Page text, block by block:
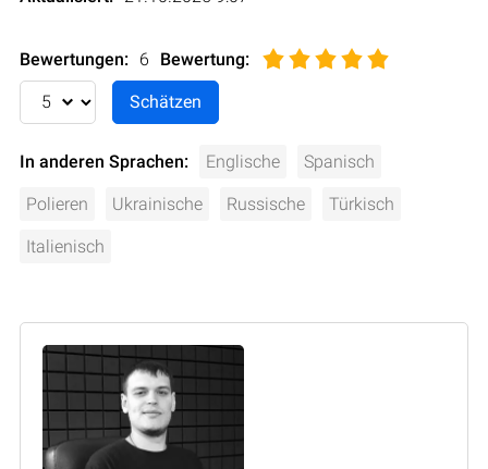
Bewertungen: 6 Bewertung:
In anderen Sprachen: Englische Spanisch
Polieren Ukrainische Russische Türkisch
Italienisch